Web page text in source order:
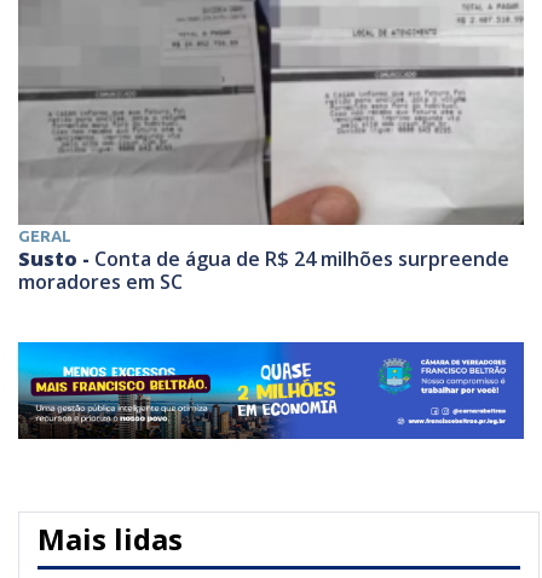
GERAL
Susto - Conta de água de R$ 24 milhões surpreende
moradores em SC
Mais lidas